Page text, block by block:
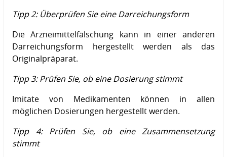
Tipp 2: Überprüfen Sie eine Darreichungsform
Die Arzneimittelfälschung kann in einer anderen
Darreichungsform hergestellt werden als das
Originalpräparat.
Tipp 3: Prüfen Sie, ob eine Dosierung stimmt
Imitate von Medikamenten können in allen
möglichen Dosierungen hergestellt werden.
Tipp 4: Prüfen Sie, ob eine Zusammensetzung
stimmt